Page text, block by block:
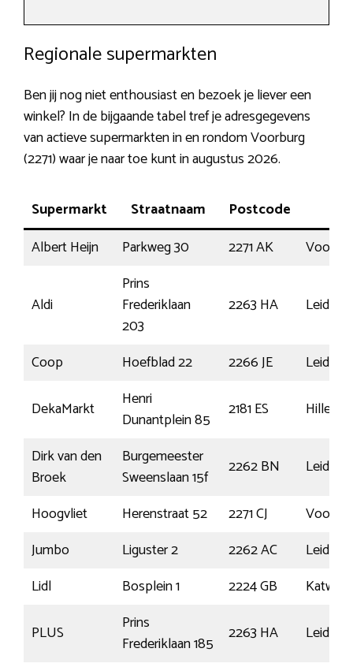
Regionale supermarkten
Ben jij nog niet enthousiast en bezoek je liever een
winkel? In de bijgaande tabel tref je adresgegevens
van actieve supermarkten in en rondom Voorburg
(2271) waar je naar toe kunt in augustus 2026.
Supermarkt Straatnaam Postcode
Albert Heijn
Parkweg 30 2271 AK
Aldi
Prins
Frederiklaan
203
2263 HA
Coop Hoefblad 22 2266 JE
DekaMarkt
Henri
Dunantplein 85
2181 ES
Dirk van den
Broek
Burgemeester
Sweenslaan 15f
2262 BN
Hoogvliet
Herenstraat 52 2271 CJ
Jumbo
Liguster 2 2262 AC
Lidl
Bosplein 1 2224 GB
Katwijk
PLUS
Prins
Frederiklaan 185
2263 HA